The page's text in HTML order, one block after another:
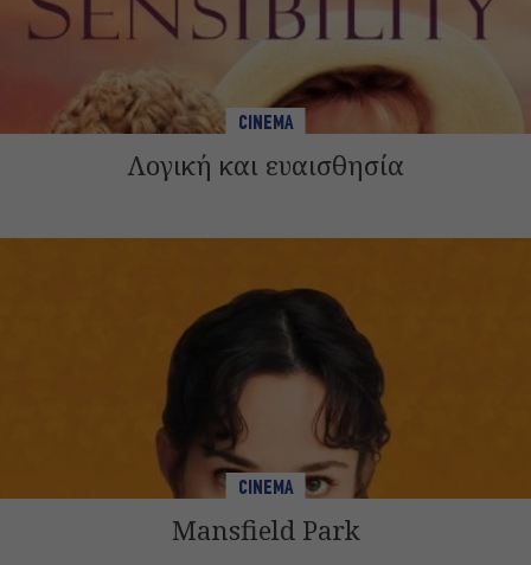
CINEMA
Λογική και ευαισθησία
CINEMA
Mansfield Park